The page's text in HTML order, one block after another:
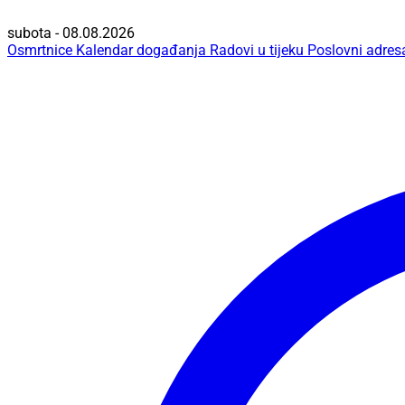
subota - 08.08.2026
Osmrtnice Kalendar događanja Radovi u tijeku Poslovni